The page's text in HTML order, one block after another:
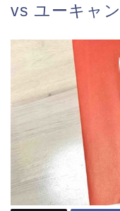
vs ユーキャン